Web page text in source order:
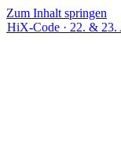
Zum Inhalt springen
· 22. & 23. August ·